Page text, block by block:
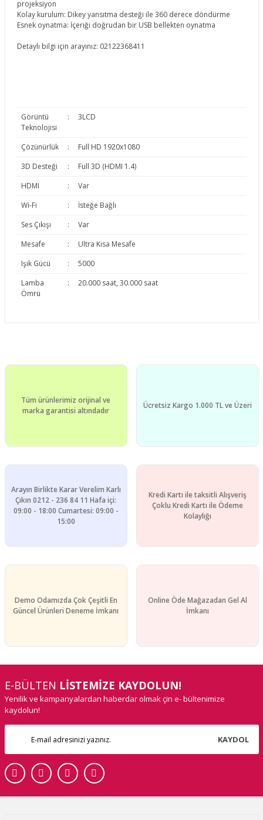
projeksiyon
Kolay kurulum: Dikey yansıtma desteği ile 360 derece döndürme
Esnek oynatma: İçeriği doğrudan bir USB bellekten oynatma
Detaylı bilgi için arayınız: 02122368411
Görüntü
Teknolojisi
: 3LCD
Çözünürlük :
Full HD 1920x1080
3D Desteği
:
Full 3D (HDMI 1.4)
HDMI
:
Var
Wi-Fi
:
İsteğe Bağlı
Ses Çıkışı
:
Var
Mesafe
:
Ultra Kısa Mesafe
Işık Gücü
:
5000
Lamba
Ömrü
: 20.000 saat, 30.000 saat
Görüş ve önerileriniz için teşekkür ederiz.
Ürün resmi kalitesiz, bozuk veya görüntülenemiyor.
Tüm ürünlerimiz orijinal ve
marka garantisi altındadır
Ücretsiz Kargo 1.000 TL ve Üzeri
Arayın Birlikte Karar Verelim Karlı
Çıkın 0212 - 236 84 11 Hafa içi:
09:00 - 18:00 Cumartesi: 09:00 -
15:00
Kredi Kartı ile taksitli Alışveriş
Çoklu Kredi Kartı ile Ödeme
Kolaylığı
Demo Odamızda Çok Çeşitli En
Güncel Ürünleri Deneme İmkanı
Online Öde Mağazadan Gel Al
İmkanı
E-BÜLTEN LİSTEMİZE KAYDOLUN!
Yenilik ve kampanyalardan haberdar olmak çin e- bültenimize
kaydolun!
KAYDOL